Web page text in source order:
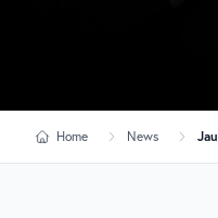
Home News